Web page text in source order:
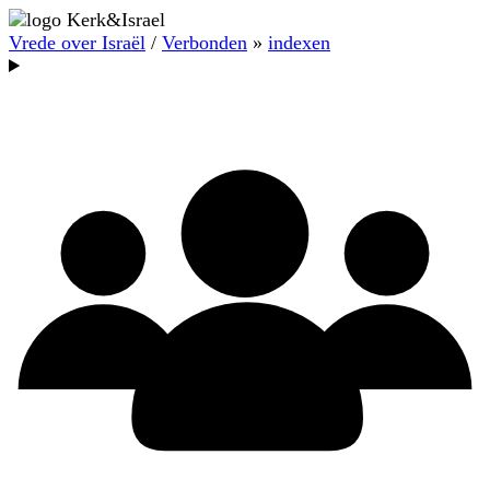
Vrede over Israël / Verbonden » indexen